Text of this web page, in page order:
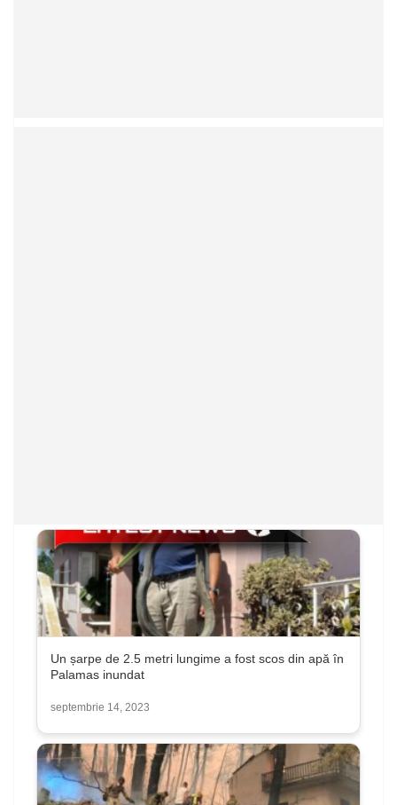
Un șarpe de 2.5 metri lungime a fost scos din apă în
Palamas inundat
septembrie 14, 2023